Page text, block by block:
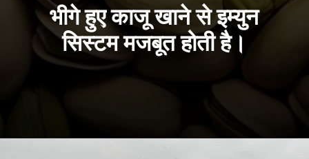
भीगे हुए काजू खाने से इम्युन
सिस्टम मजबूत होती है।